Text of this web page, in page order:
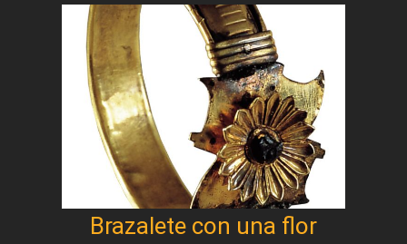
Brazalete con una flor